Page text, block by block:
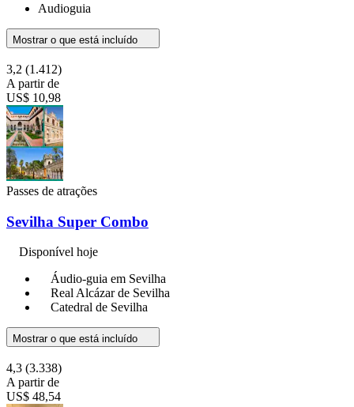
Audioguia
Mostrar o que está incluído
3,2 (1.412)
A partir de
US$ 10,98
Passes de atrações
Sevilha Super Combo
Disponível hoje
Áudio-guia em Sevilha
Real Alcázar de Sevilha
Catedral de Sevilha
Mostrar o que está incluído
4,3 (3.338)
A partir de
US$ 48,54